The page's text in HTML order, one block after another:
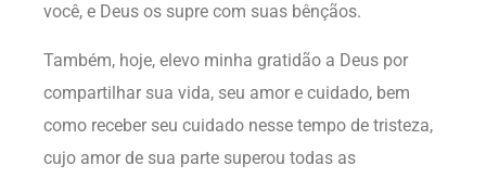
você, e Deus os supre com suas bênçãos.
Também, hoje, elevo minha gratidão a Deus por
compartilhar sua vida, seu amor e cuidado, bem
como receber seu cuidado nesse tempo de tristeza,
cujo amor de sua parte superou todas as